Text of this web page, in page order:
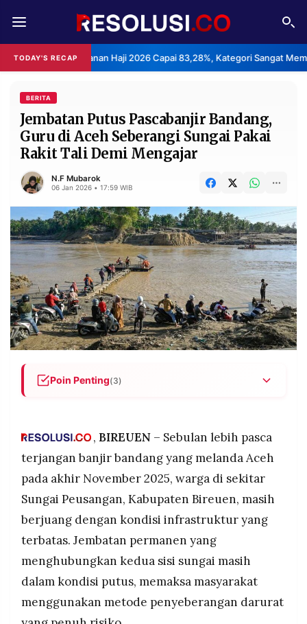
TODAY'S RECAP
Layanan Haji 2026 Capai 83,28%, Kategori Sangat Memuaskan. •
REDAKSI TENTANG
RESOLUSI IKLAN
RUBRIKASI
EDITORIAL AKSARA
FINANSIA PERSONA
DAERAH NASIONAL
MANCA SPORT
INFORMASI
PRIVACY
POLICY
BERITA
WARGA
INFORMASI
IKLAN
KIRIM
TULISAN
PENGADUAN TERM
IKUTI
KAMI
PT.
MEDIA
BERITA
Jembatan Putus Pascabanjir Bandang,
Guru di Aceh Seberangi Sungai Pakai
Rakit Tali Demi Mengajar
N.F Mubarok
06 Jan 2026 • 17:59 WIB
Poin Penting(3)
Sungai Peusangan dengan rakit kayu yang
banjir bandang November 2025, termasuk pada
hari pertama sekolah 5 Januari 2026.
Sekolah beroperasi dengan kondisi darurat: Dari
2.774 sekolah di Aceh, 90 persen sudah
beroperasi namun 18 masih menggunakan tenda
darurat dan 288 dalam proses pembersihan,
dengan pembelajaran difokuskan pada trauma
healing dua minggu pertama.
Pembangunan jembatan darurat dimulai:
Pemerintah melalui BPJN Aceh memproyeksikan
, BIREUEN– Sebulan lebih pasca
terjangan banjir bandang yang melanda Aceh
pada akhir November 2025, warga di sekitar
Sungai Peusangan, Kabupaten Bireuen, masih
berjuang dengan kondisi infrastruktur yang
terbatas. Jembatan permanen yang
menghubungkan kedua sisi sungai masih
dalam kondisi putus, memaksa masyarakat
menggunakan metode penyeberangan darurat